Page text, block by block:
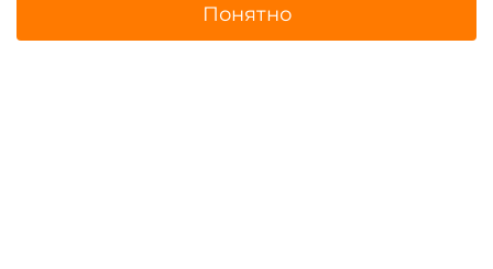
Надувные скалодромы для
бизнеса
Понятно